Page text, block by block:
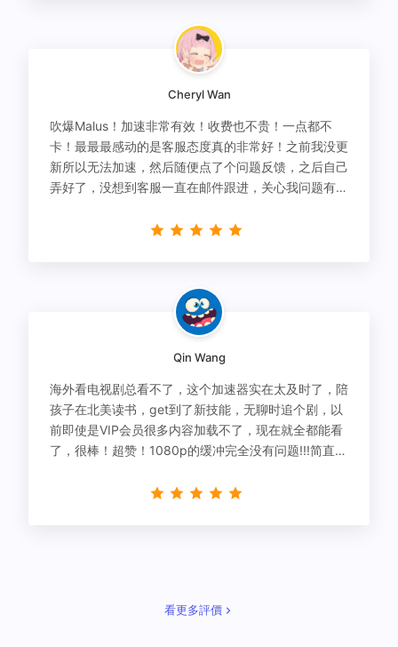
Cheryl Wan
吹爆Malus！加速非常有效！收费也不贵！一点都不
卡！最最最感动的是客服态度真的非常好！之前我没更
新所以无法加速，然后随便点了个问题反馈，之后自己
弄好了，没想到客服一直在邮件跟进，关心我问题有没
Qin Wang
海外看电视剧总看不了，这个加速器实在太及时了，陪
孩子在北美读书，get到了新技能，无聊时追个剧，以
前即使是VIP会员很多内容加载不了，现在就全都能看
了，很棒！超赞！1080p的缓冲完全没有问题!!!简直救
看更多評價